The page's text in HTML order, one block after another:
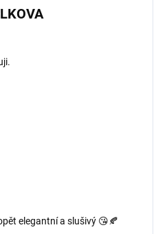
elegantní a slušivý 😘🍂